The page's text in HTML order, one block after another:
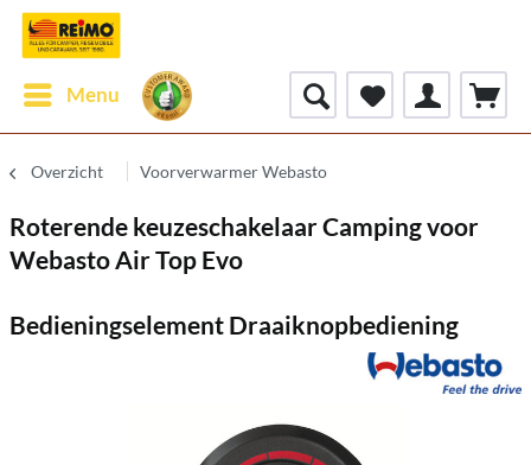
Menu
Overzicht Voorverwarmer Webasto
Roterende keuzeschakelaar Camping voor
Webasto Air Top Evo
Bedieningselement Draaiknopbediening